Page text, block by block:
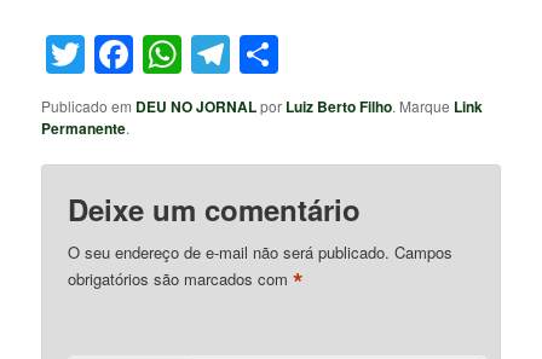
Twitter
Facebook
WhatsApp
Telegram
Publicado em DEU NO JORNALpor Luiz Berto Filho. Marque Link
Permanente.
Deixe um comentário
O seu endereço de e-mail não será publicado. Campos
obrigatórios são marcados com*